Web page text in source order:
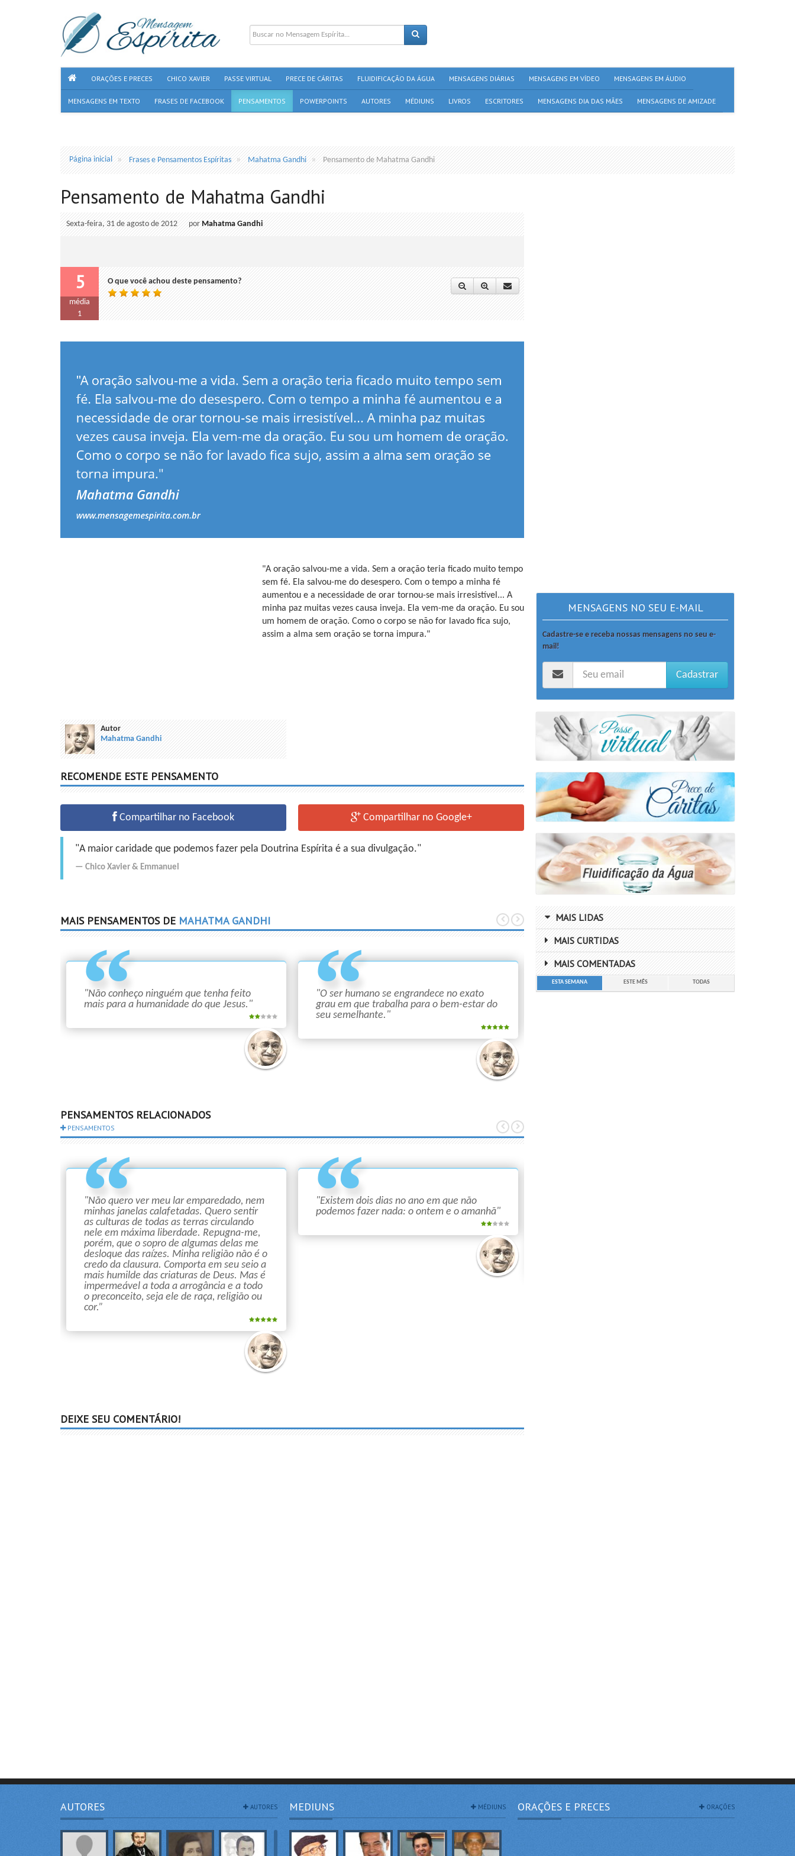
ORAÇÕES E PRECES CHICO XAVIER PASSE VIRTUAL PRECE DE CÁRITAS FLUIDIFICAÇÃO DA ÁGUA MENSAGENS DIÁRIAS MENSAGENS EM VÍDEO MENSAGENS EM ÁUDIO
MENSAGENS EM TEXTO FRASES DE FACEBOOK PENSAMENTOS POWERPOINTS AUTORES MÉDIUNS LIVROS ESCRITORES MENSAGENS DIA DAS MÃES MENSAGENS DE AMIZADE
Página inicial Frases e Pensamentos Espíritas Mahatma Gandhi Pensamento de Mahatma Gandhi
Pensamento de Mahatma Gandhi
Sexta-feira, 31 de agosto de 2012 porMahatma Gandhi
5
média
1
O que você achou deste pensamento?
"A oração salvou-me a vida. Sem a oração teria ficado muito tempo
sem fé. Ela salvou-me do desespero. Com o tempo a minha fé
aumentou e a necessidade de orar tornou-se mais irresistível... A
minha paz muitas vezes causa inveja. Ela vem-me da oração. Eu sou
um homem de oração. Como o corpo se não for lavado fica sujo,
assim a alma sem oração se torna impura."
Autor
Mahatma Gandhi
RECOMENDE ESTE PENSAMENTO
Compartilhar no Facebook Compartilhar no Google+
"A maior caridade que podemos fazer pela Doutrina Espírita é a sua divulgação."
Chico Xavier & Emmanuel
MAIS PENSAMENTOS DE MAHATMA GANDHI
"Não conheço ninguém que tenha feito
mais para a humanidade do que Jesus."
"O ser humano se engrandece no exato
grau em que trabalha para o bem-estar do
seu semelhante."
"Faz da tua vida um reflexo da sociedade
PENSAMENTOS RELACIONADOS
PENSAMENTOS
"Não quero ver meu lar emparedado, nem
minhas janelas calafetadas. Quero sentir
as culturas de todas as terras circulando
nele em máxima liberdade. Repugna-me,
porém, que o sopro de algumas delas me
desloque das raízes. Minha religião não é o
credo da clausura. Comporta em seu seio a
mais humilde das criaturas de Deus. Mas é
impermeável a toda a arrogância e a todo
o preconceito, seja ele de raça, religião ou
cor.”
"Existem dois dias no ano em que não
podemos fazer nada: o ontem e o amanhã"
DEIXE SEU COMENTÁRIO!
MENSAGENS NO SEU E-MAIL
Cadastre-se e receba nossas mensagens no seu e-
mail!
Cadastrar
MAIS LIDAS
MAIS CURTIDAS
MAIS COMENTADAS
ESTA SEMANA ESTE MÊS TODAS
AUTORES AUTORES MEDIUNS MÉDIUNS ORAÇÕES E PRECES ORAÇÕES